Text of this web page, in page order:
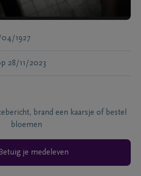
04/1927
28/11/2023
brand een kaarsje of bestel
bloemen
je medeleven